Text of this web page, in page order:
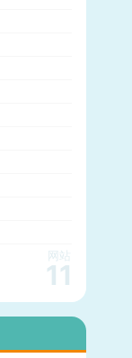
网站
11